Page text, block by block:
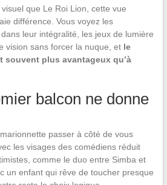
que Le Roi Lion, cette vue
différence. Vous voyez les
leur intégralité, les jeux de lumière
vision sans forcer la nuque, et le
souvent plus avantageux qu’à
balcon ne donne
passer à côté de vous
les visages des comédiens réduit
comme le duo entre Simba et
un enfant qui rêve de toucher presque